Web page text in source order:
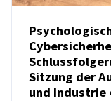
NEUIGKEITEN
Sitzung der
und Industrie